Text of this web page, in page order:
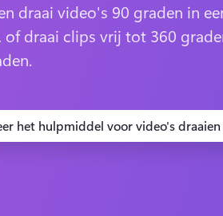
Aanmelden
draai video's 90 graden in
of draai clips vrij tot 360
het hulpmiddel voor video's